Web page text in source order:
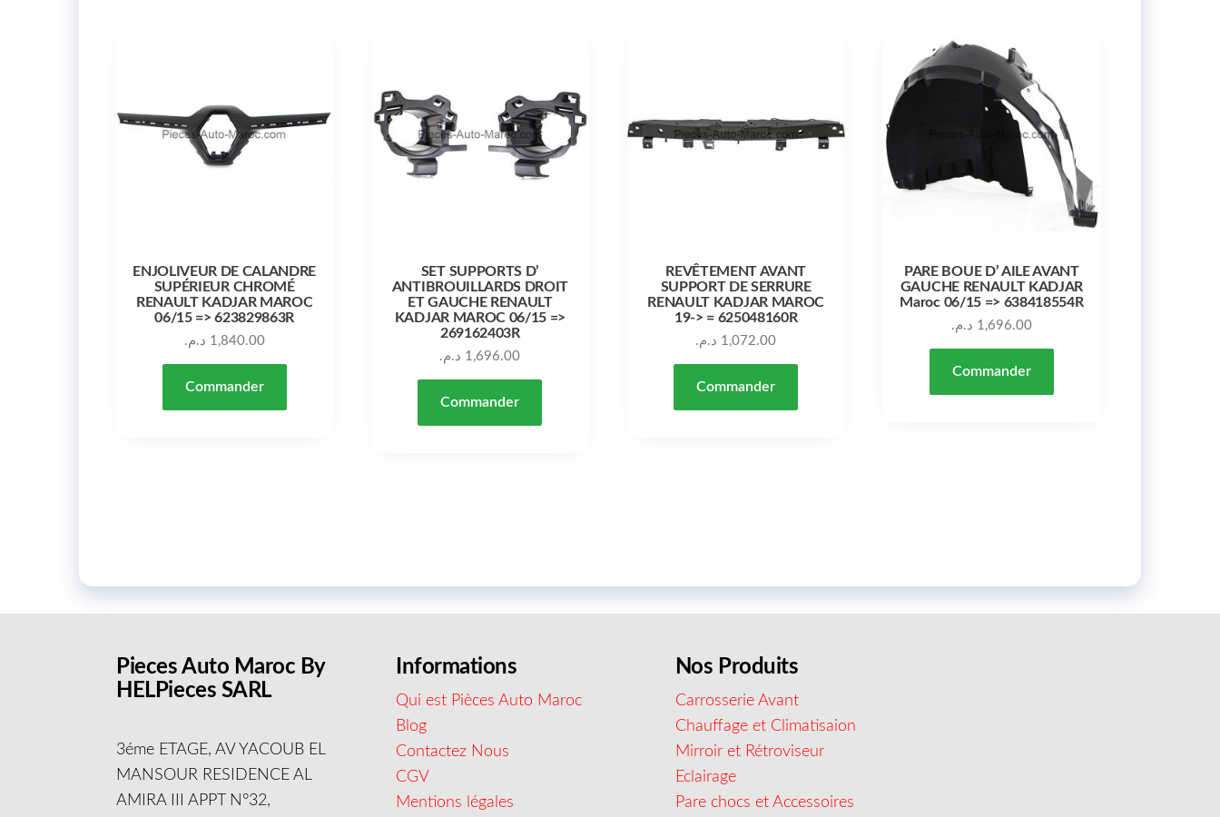
ENJOLIVEUR DE CALANDRE
SUPÉRIEUR CHROMÉ
RENAULT KADJAR MAROC
06/15 => 623829863R
1,840.00 د.م.
Commander
SET SUPPORTS D’
ANTIBROUILLARDS DROIT
ET GAUCHE RENAULT
KADJAR MAROC 06/15 =>
269162403R
1,696.00 د.م.
Commander
REVÊTEMENT AVANT
SUPPORT DE SERRURE
RENAULT KADJAR MAROC
19-> = 625048160R
1,072.00 د.م.
Commander
PARE BOUE D’ AILE AVANT
GAUCHE RENAULT KADJAR
Maroc 06/15 => 638418554R
1,696.00 د.م.
Commander
Pieces Auto Maroc By
HELPieces SARL
3éme ETAGE, AV YACOUB EL
MANSOUR RESIDENCE AL
AMIRA III APPT N°32,
Informations
Qui est Pièces Auto Maroc
Blog
Contactez Nous
CGV
Mentions légales
Nos Produits
Carrosserie Avant
Chauffage et Climatisaion
Mirroir et Rétroviseur
Eclairage
Pare chocs et Accessoires